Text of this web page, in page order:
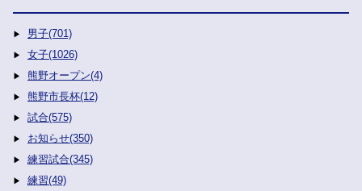
男子(701)
女子(1026)
熊野オープン(4)
熊野市長杯(12)
試合(575)
お知らせ(350)
練習試合(345)
練習(49)